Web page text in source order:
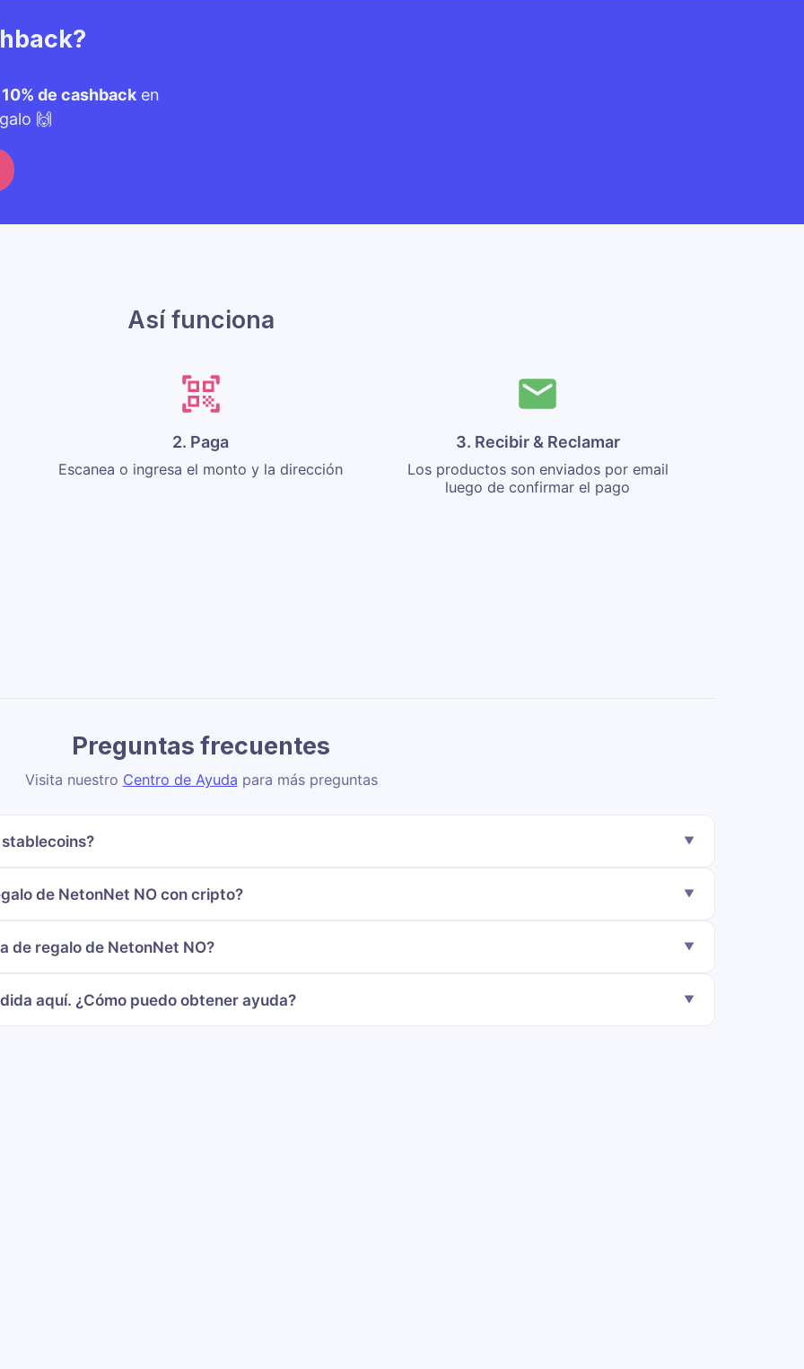
10% de cashbacken
🙌
Así funciona
2. Paga
Escanea o ingresa el monto y la dirección
3. Recibir & Reclamar
Los productos son enviados por email
luego de confirmar el pago
Preguntas frecuentes
Visita nuestro Centro de Ayuda para más preguntas
de NetonNet NO con cripto?
de regalo de NetonNet NO?
aquí. ¿Cómo puedo obtener ayuda?